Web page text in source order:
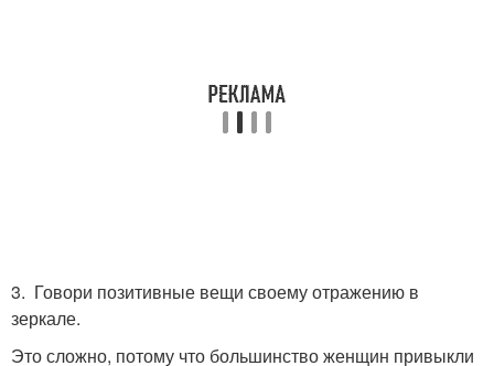
3. Говори позитивные вещи своему отражению в
зеркале.
Это сложно, потому что большинство женщин привыкли